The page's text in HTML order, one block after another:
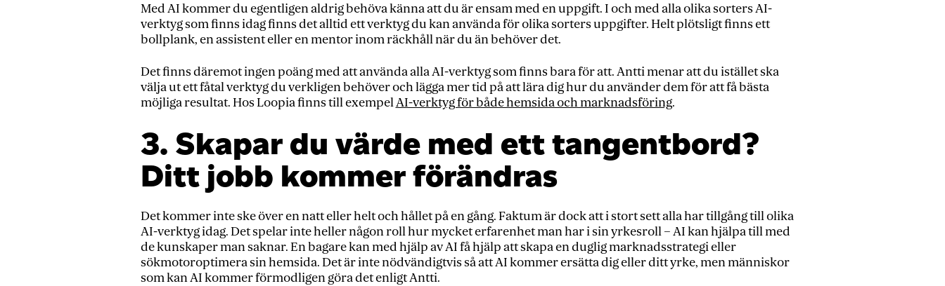
Med AI kommer du egentligen aldrig behöva känna att du är ensam med en uppgift. I och med alla olika sorters AI-
verktyg som finns idag finns det alltid ett verktyg du kan använda för olika sorters uppgifter. Helt plötsligt finns ett
bollplank, en assistent eller en mentor inom räckhåll när du än behöver det.
Det finns däremot ingen poäng med att använda alla AI-verktyg som finns bara för att. Antti menar att du istället ska
välja ut ett fåtal verktyg du verkligen behöver och lägga mer tid på att lära dig hur du använder dem för att få bästa
möjliga resultat. Hos Loopia finns till exempelAI-verktyg för både hemsida och marknadsföring.
3. Skapar du värde med ett tangentbord?
Ditt jobb kommer förändras
Det kommer inte ske över en natt eller helt och hållet på en gång. Faktum är dock att i stort sett alla har tillgång till olika
AI-verktyg idag. Det spelar inte heller någon roll hur mycket erfarenhet man har i sin yrkesroll – AI kan hjälpa till med
de kunskaper man saknar. En bagare kan med hjälp av AI få hjälp att skapa en duglig marknadsstrategi eller
sökmotoroptimera sin hemsida. Det är inte nödvändigtvis så att AI kommer ersätta dig eller ditt yrke, men människor
som kan AI kommer förmodligen göra det enligt Antti.